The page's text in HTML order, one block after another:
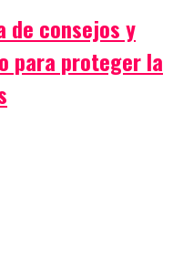
de consejos y
para proteger la